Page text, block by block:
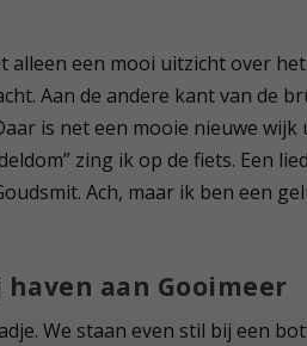
een mooi uitzicht over
Aan de andere kant van de
is net een mooie nieuwe
zing ik op de fiets. Een
Ach, maar ik ben een
aan Gooimeer
We staan even stil bij een